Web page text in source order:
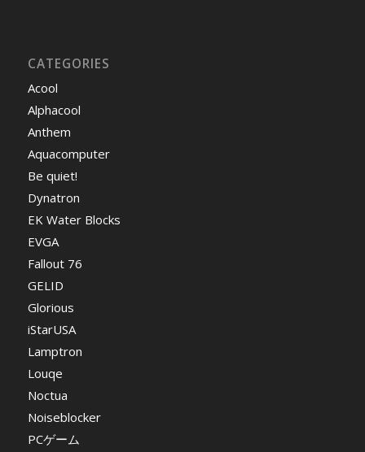
CATEGORIES
Acool
Alphacool
Anthem
Aquacomputer
Be quiet!
Dynatron
EK Water Blocks
EVGA
Fallout 76
GELID
Glorious
iStarUSA
Lamptron
Louqe
Noctua
Noiseblocker
PCゲーム